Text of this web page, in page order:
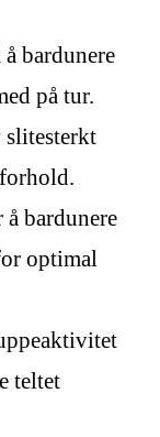
bardunere
på tur.
slitesterkt
bardunere
optimal
teltet